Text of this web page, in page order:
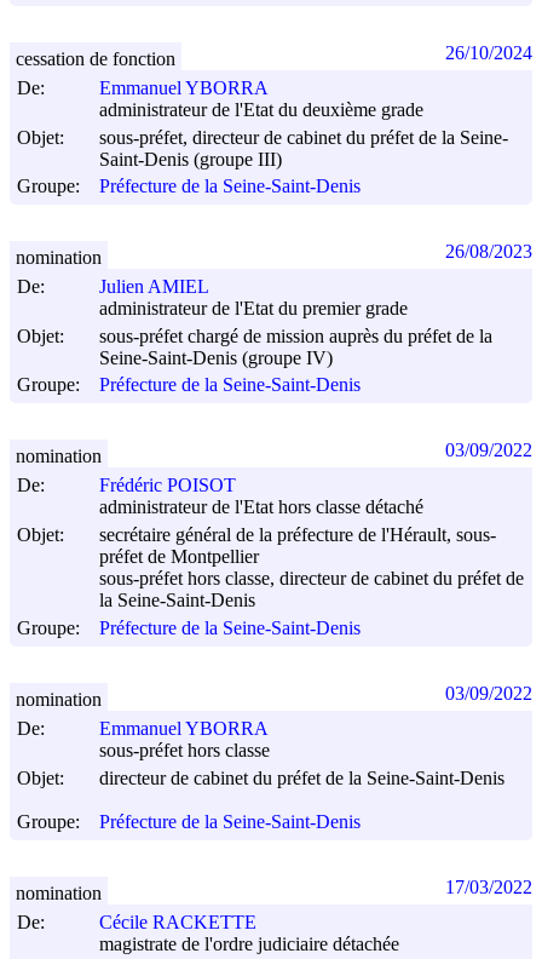
De:
Emmanuel YBORRA
administrateur de l'Etat du deuxième grade
Objet:
sous-préfet, directeur de cabinet du préfet de la Seine-
Saint-Denis (groupe III)
Groupe:
Préfecture de la Seine-Saint-Denis
cessation de fonction 26/10/2024
De:
Julien AMIEL
administrateur de l'Etat du premier grade
Objet:
sous-préfet chargé de mission auprès du préfet de la
Seine-Saint-Denis (groupe IV)
Groupe:
Préfecture de la Seine-Saint-Denis
nomination 26/08/2023
De:
Frédéric POISOT
administrateur de l'Etat hors classe détaché
Objet:
secrétaire général de la préfecture de l'Hérault, sous-
préfet de Montpellier
sous-préfet hors classe, directeur de cabinet du préfet de
la Seine-Saint-Denis
Groupe:
Préfecture de la Seine-Saint-Denis
nomination 03/09/2022
De:
Emmanuel YBORRA
sous-préfet hors classe
Objet:
directeur de cabinet du préfet de la Seine-Saint-Denis
Groupe: Préfecture de la Seine-Saint-Denis
nomination 03/09/2022
De:
Cécile RACKETTE
magistrate de l'ordre judiciaire détachée
nomination 17/03/2022